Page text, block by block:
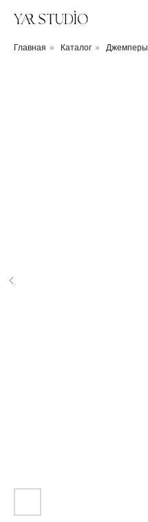
Главная » Каталог » Джемперы